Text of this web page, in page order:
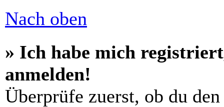
Nach oben
» Ich habe mich
anmelden!
Überprüfe zuerst, ob du